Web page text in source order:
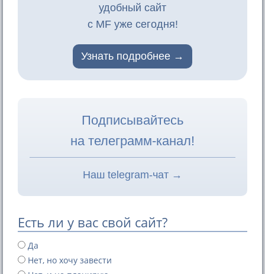
удобный сайт
с MF уже сегодня!
Узнать подробнее
Подписывайтесь
на телеграмм-канал!
Наш telegram-чат →
Есть ли у вас свой сайт?
Да
Нет, но хочу завести